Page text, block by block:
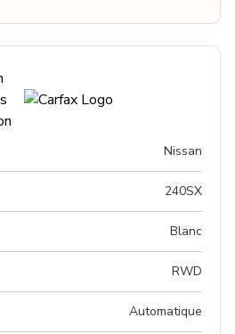
Nissan
240SX
Blanc
RWD
Automatique